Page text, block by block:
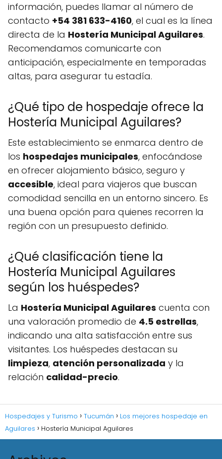
información, puedes llamar al número de
contacto +54 381 633-4160, el cual es la línea
directa de la Hostería Municipal Aguilares.
Recomendamos comunicarte con
anticipación, especialmente en temporadas
altas, para asegurar tu estadía.
¿Qué tipo de hospedaje ofrece la
Hostería Municipal Aguilares?
Este establecimiento se enmarca dentro de
los hospedajes municipales, enfocándose
en ofrecer alojamiento básico, seguro y
accesible, ideal para viajeros que buscan
comodidad sencilla en un entorno sincero. Es
una buena opción para quienes recorren la
región con un presupuesto definido.
¿Qué clasificación tiene la
Hostería Municipal Aguilares
según los huéspedes?
La Hostería Municipal Aguilares cuenta con
una valoración promedio de 4.5 estrellas,
indicando una alta satisfacción entre sus
visitantes. Los huéspedes destacan su
limpieza, atención personalizada y la
relación calidad-precio.
Hospedajes y Turismo Tucumán
Los mejores hospedaje en
Aguilares
Hostería Municipal Aguilares